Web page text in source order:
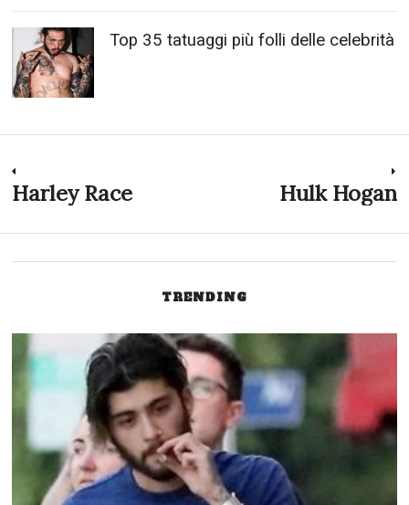
Top 35 tatuaggi più folli delle celebrità
Navigazione
articoli
Previous
Harley Race Hulk Hogan
TRENDING